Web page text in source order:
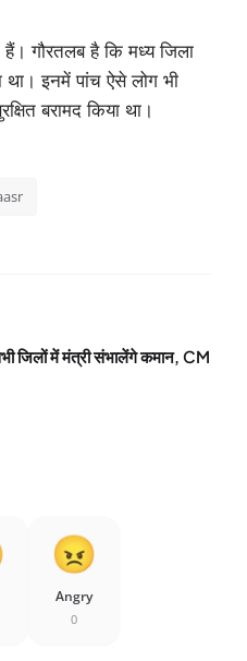
गौरतलब है कि मध्य जिला
था। इनमें पांच ऐसे लोग भी
बरामद किया था।
जिलों में मंत्री संभालेंगे कमान, CM
Angry
0